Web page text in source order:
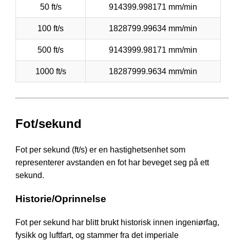
50 ft/s 914399.998171 mm/min
100 ft/s 1828799.99634 mm/min
500 ft/s 9143999.98171 mm/min
1000 ft/s 18287999.9634 mm/min
Fot/sekund
Fot per sekund (ft/s) er en hastighetsenhet som
representerer avstanden en fot har beveget seg på ett
sekund.
Historie/Oprinnelse
Fot per sekund har blitt brukt historisk innen ingeniørfag,
fysikk og luftfart, og stammer fra det imperiale